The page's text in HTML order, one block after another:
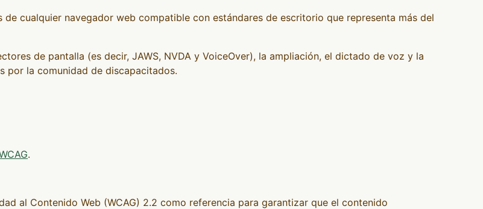
cualquier navegador web compatible con estándares de escritorio que representa más del
de pantalla (es decir, JAWS, NVDA y VoiceOver), la ampliación, el dictado de voz y la
por la comunidad de discapacitados.
.
al Contenido Web (WCAG) 2.2 como referencia para garantizar que el contenido